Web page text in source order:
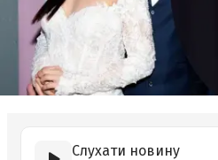
Слухати новину